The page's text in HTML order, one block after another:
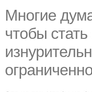
Многие
чтобы